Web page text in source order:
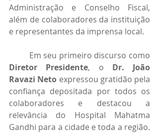
Administração e Conselho Fiscal,
além de colaboradores da instituição
e representantes da imprensa local.
Diretor Presidente, o Dr. João
Ravazi Neto expressou gratidão pela
confiança depositada por todos os
colaboradores e destacou a
relevância do Hospital Mahatma
Gandhi para a cidade e toda a região.